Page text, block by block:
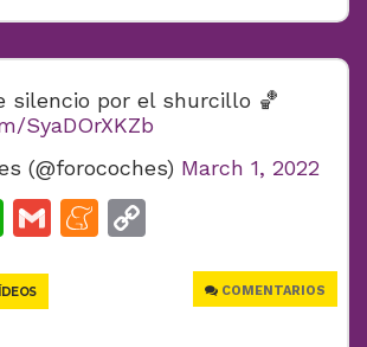
silencio por el shurcillo 🏀
SyaDOrXKZb
(@forocoches) March 1, 2022
WhatsApp
GmailMeneame
COMENTARIOS